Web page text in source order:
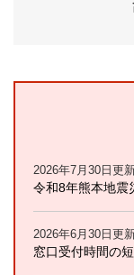
2026年7月30日更
令和8年熊本地震
2026年6月30日更
窓口受付時間の